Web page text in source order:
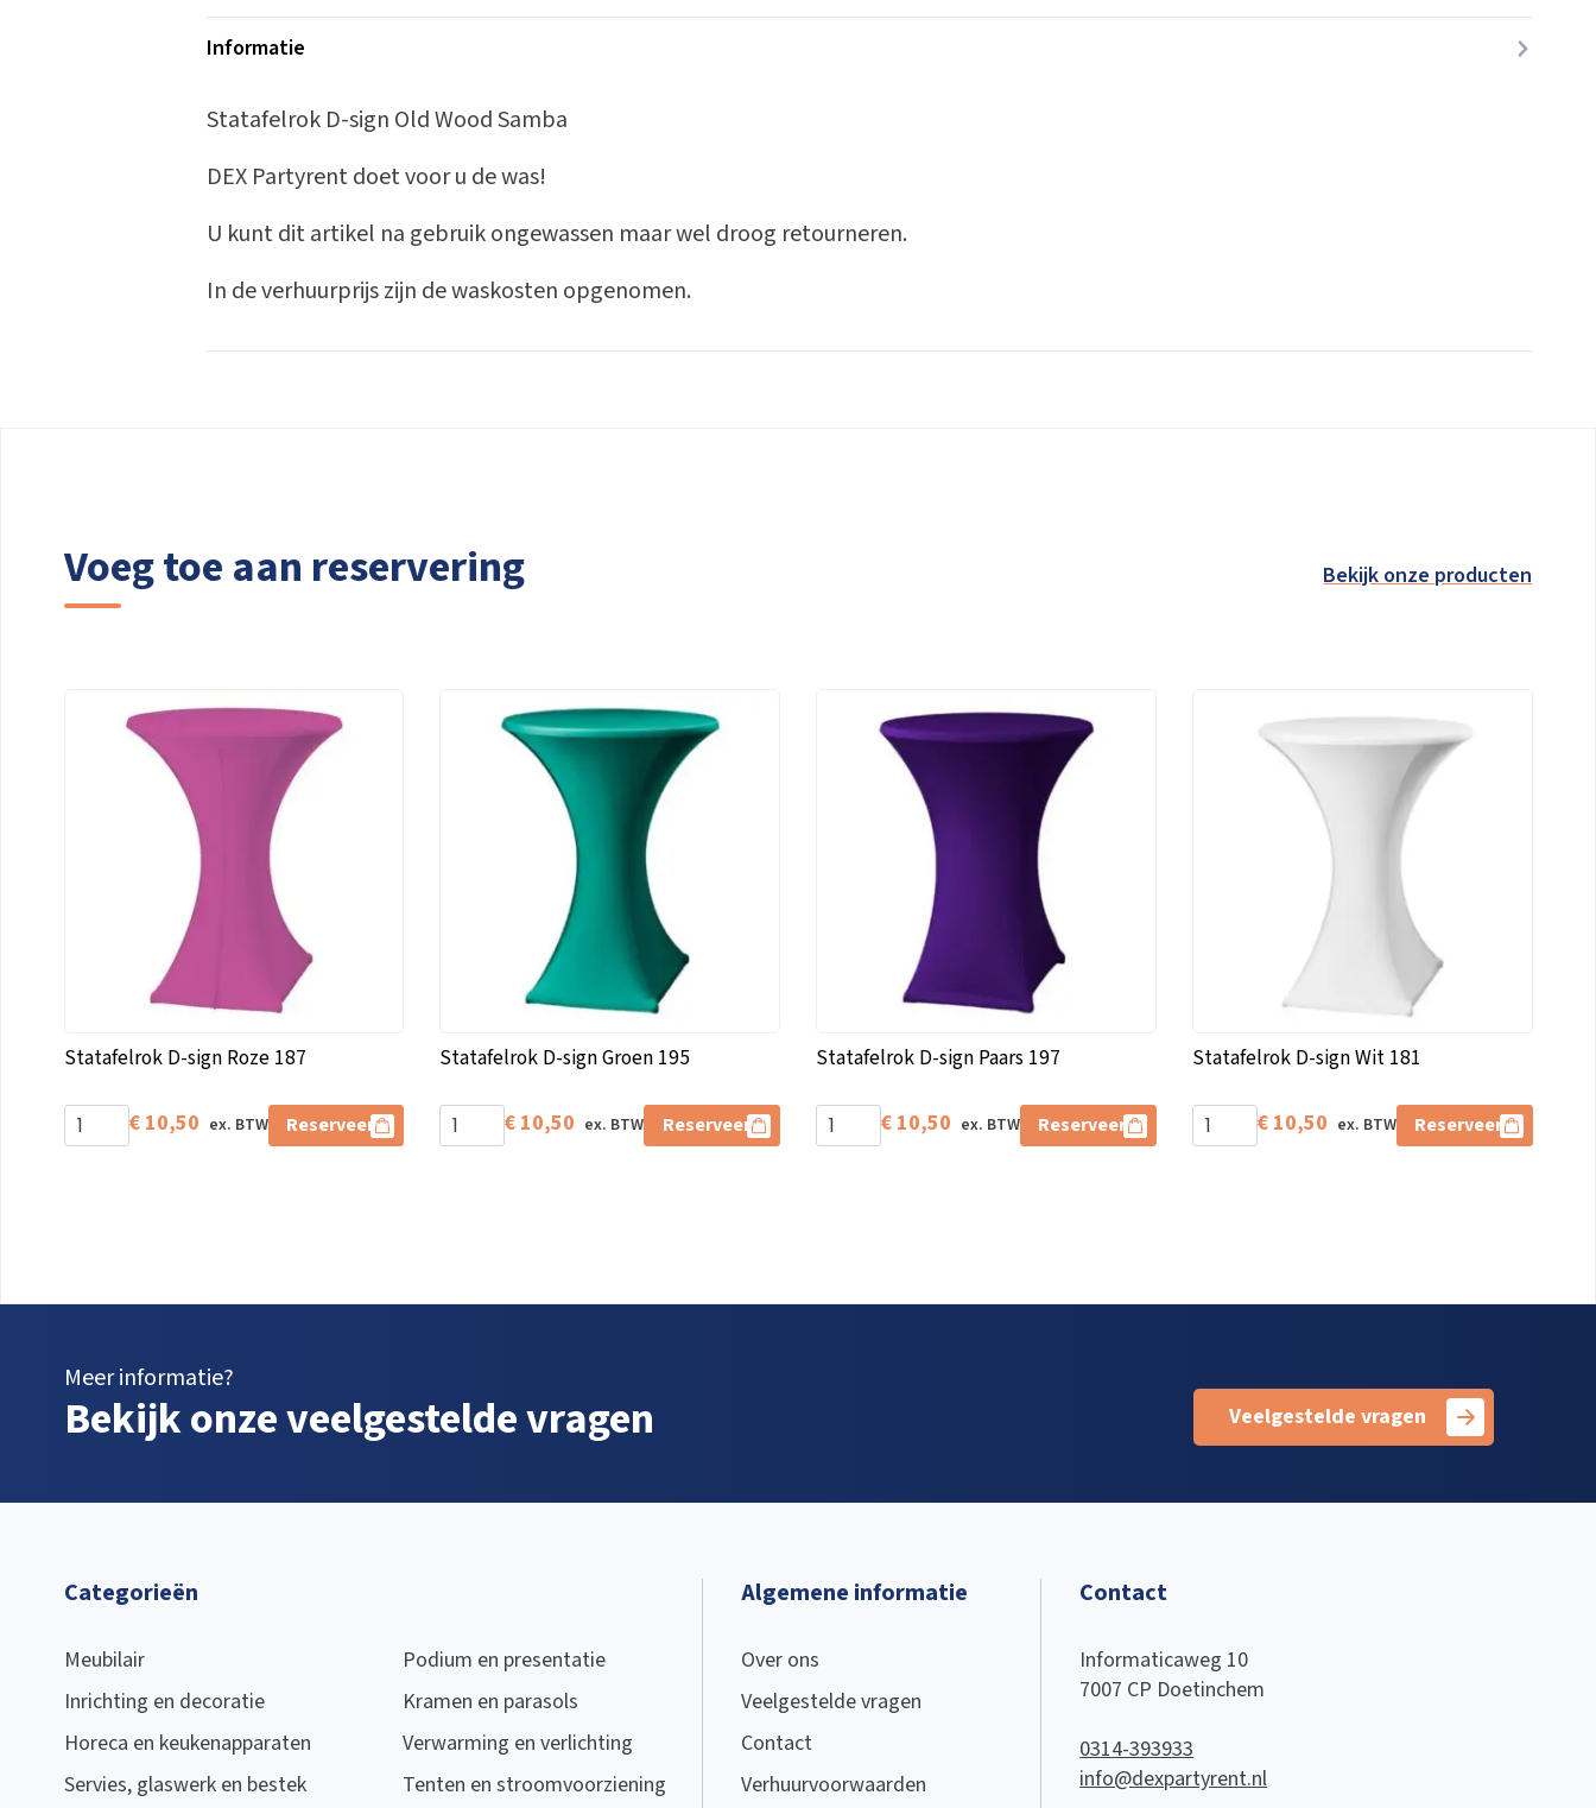
Informatie
Statafelrok D-sign Old Wood Samba
DEX Partyrent doet voor u de was!
U kunt dit artikel na gebruik ongewassen maar wel droog retourneren.
In de verhuurprijs zijn de waskosten opgenomen.
Voeg toe aan reservering Bekijk onze producten
Statafelrok D-sign Roze 187
€10,50 Reserveer
Statafelrok D-sign Groen 195
€ 10,50 Reserveer
Statafelrok D-sign Paars 197
€ 10,50 Reserveer
Statafelrok D-sign Wit 181
€10,50 Reserveer
Meer informatie?
Bekijk onze veelgestelde vragen Veelgestelde vragen
Categorieën
Meubilair
Inrichting en decoratie
Horeca en keukenapparaten
Servies, glaswerk en bestek
Podium en presentatie
Kramen en parasols
Verwarming en verlichting
Tenten en stroomvoorziening
Algemene informatie
Over ons
Veelgestelde vragen
Contact
Verhuurvoorwaarden
Contact
Informaticaweg 10
7007 CP Doetinchem
0314-393933
info@dexpartyrent.nl